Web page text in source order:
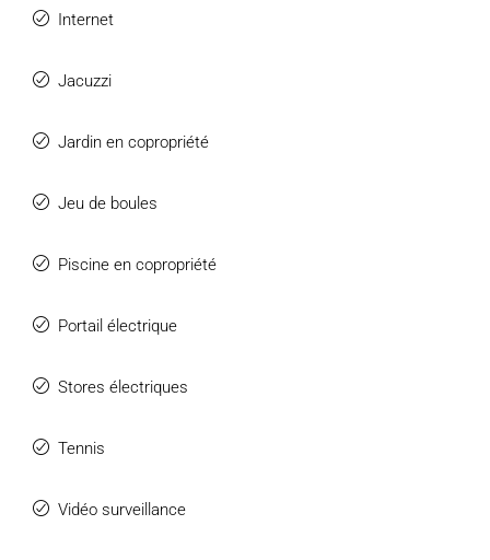
Internet
Jacuzzi
Jardin en copropriété
Jeu de boules
Piscine en copropriété
Portail électrique
Stores électriques
Tennis
Vidéo surveillance